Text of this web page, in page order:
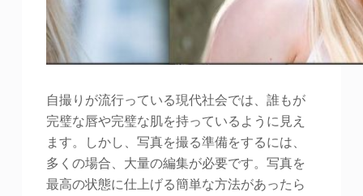
自撮りが流行っている現代社会では、誰もが
完璧な唇や完璧な肌を持っているように見え
ます。しかし、写真を撮る準備をするには、
多くの場合、大量の編集が必要です。写真を
最高の状態に仕上げる簡単な方法があったら